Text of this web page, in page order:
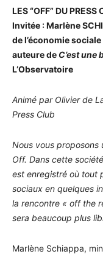
LES “OFF” DU PRESS
Invitée : Marlène
de l’économie
auteure de C’est
L’Observatoire
Animé par Olivier de
Press Club
Nous vous proposons
Off. Dans cette
est enregistré où tout
sociaux en quelques
la rencontre « off the
sera beaucoup plus
Marlène Schiappa,